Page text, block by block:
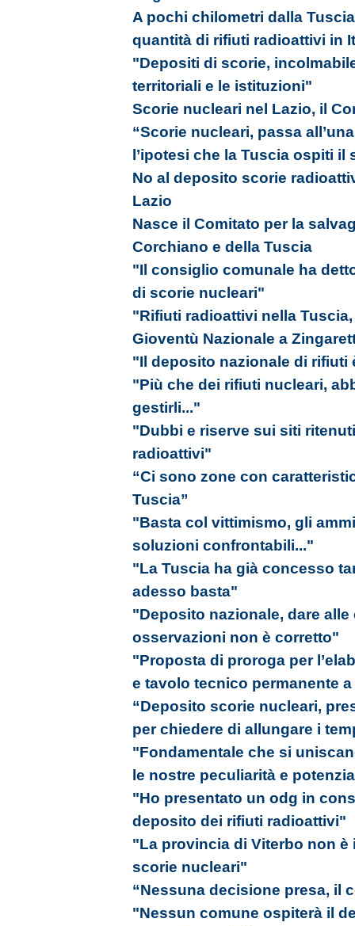
A pochi chilometri dalla
quantità di rifiuti radioattivi in
"Depositi di scorie,
territoriali e le istituzioni"
Scorie nucleari nel Lazio, il
“Scorie nucleari, passa
l’ipotesi che la Tuscia ospiti il
No al deposito scorie
Lazio
Nasce il Comitato per la
Corchiano e della Tuscia
"Il consiglio comunale ha
di scorie nucleari"
"Rifiuti radioattivi nella
Gioventù Nazionale a
"Il deposito nazionale di rifiuti
"Più che dei rifiuti nucleari,
gestirli..."
"Dubbi e riserve sui siti
radioattivi"
“Ci sono zone con
Tuscia”
"Basta col vittimismo, gli
soluzioni confrontabili..."
"La Tuscia ha già concesso
adesso basta"
"Deposito nazionale, dare
osservazioni non è corretto"
"Proposta di proroga per
e tavolo tecnico permanente
“Deposito scorie nucleari,
per chiedere di allungare i
"Fondamentale che si
le nostre peculiarità e
"Ho presentato un odg in
deposito dei rifiuti radioattivi"
"La provincia di Viterbo non
scorie nucleari"
“Nessuna decisione presa, il
"Nessun comune ospiterà il